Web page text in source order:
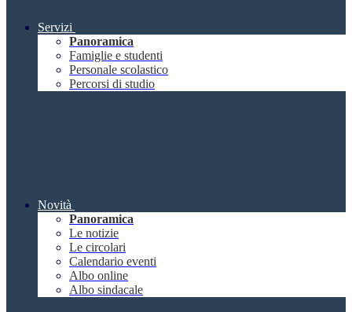
Servizi
Panoramica
Famiglie e studenti
Personale scolastico
Percorsi di studio
Novità
Panoramica
Le notizie
Le circolari
Calendario eventi
Albo online
Albo sindacale